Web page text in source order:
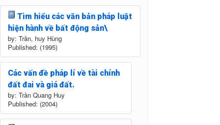
Tìm hiểu các văn bản pháp luật
hiện hành về bất động sản\
by: Trần, huy Hùng
Published: (1995)
Các vấn đề pháp lí về tài chính
đất đai và giá đất.
by: Trần Quang Huy
Published: (2004)